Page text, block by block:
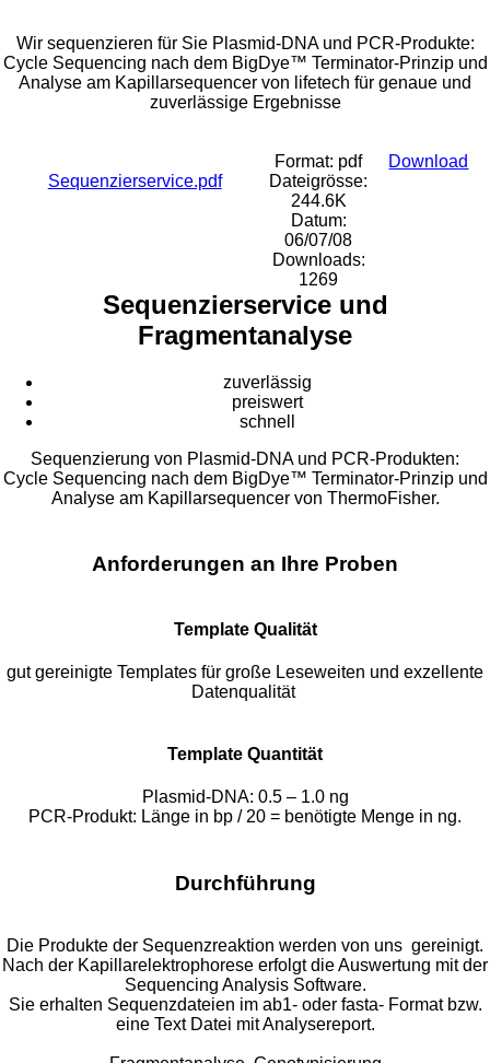
Wir sequenzieren für Sie Plasmid-DNA und PCR-Produkte:
Cycle Sequencing nach dem BigDye™ Terminator-Prinzip und
Analyse am Kapillarsequencer von lifetech für genaue und
zuverlässige Ergebnisse
Sequenzierservice.pdf
Format: pdf
Dateigrösse:
244.6K
Datum:
06/07/08
Downloads:
1269
Download
Sequenzierservice und
Fragmentanalyse
zuverlässig
preiswert
schnell
Sequenzierung von Plasmid-DNA und PCR-Produkten:
Cycle Sequencing nach dem BigDye™ Terminator-Prinzip und
Analyse am Kapillarsequencer von ThermoFisher.
Anforderungen an Ihre Proben
Template Qualität
gut gereinigte Templates für große Leseweiten und exzellente
Datenqualität
Template Quantität
Plasmid-DNA: 0.5 – 1.0 ng
PCR-Produkt: Länge in bp / 20 = benötigte Menge in ng.
Durchführung
Die Produkte der Sequenzreaktion werden von uns gereinigt.
Nach der Kapillarelektrophorese erfolgt die Auswertung mit der
Sequencing Analysis Software.
Sie erhalten Sequenzdateien im ab1- oder fasta- Format bzw.
eine Text Datei mit Analysereport.